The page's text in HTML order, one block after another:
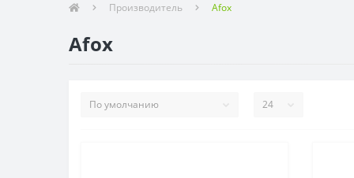
Производитель Afox
Afox